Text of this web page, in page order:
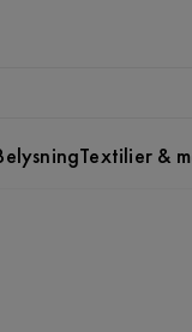
Textilier &